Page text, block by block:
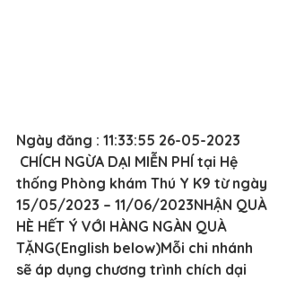
Ngày đăng : 11:33:55 26-05-2023
CHÍCH NGỪA DẠI MIỄN PHÍ tại Hệ
thống Phòng khám Thú Y K9 từ ngày
15/05/2023 – 11/06/2023NHẬN QUÀ
HÈ HẾT Ý VỚI HÀNG NGÀN QUÀ
TẶNG(English below)Mỗi chi nhánh
sẽ áp dụng chương trình chích dại